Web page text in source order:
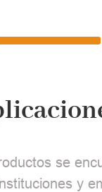
se
y